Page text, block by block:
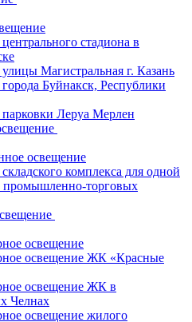
стадиона в
Магистральная г. Казань
Буйнакск, Республики
Леруа Мерлен
освещение
комплекса для одной
промышленно-торговых
освещение
освещение ЖК «Красные
освещение ЖК в
Челнах
освещение жилого